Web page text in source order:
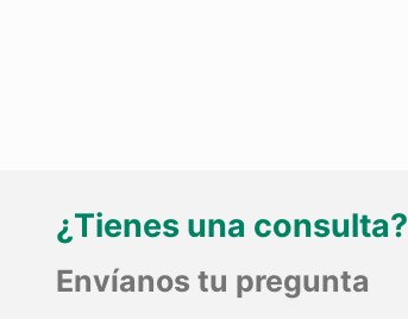
¿Tienes una consulta?
Envíanos tu pregunta